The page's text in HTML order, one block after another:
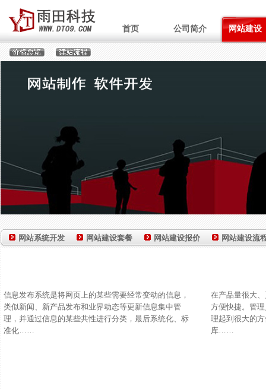
首页 公司简介 网站建设
网站系统开发 网站建设套餐 网站建设报价 网站建设流
信息发布系统是将网页上的某些需要经常变动的信息，
类似新闻、新产品发布和业界动态等更新信息集中管
理，并通过信息的某些共性进行分类，最后系统化、标
准化……
在产品量很大
方便快捷。管
理起到很大的
库……